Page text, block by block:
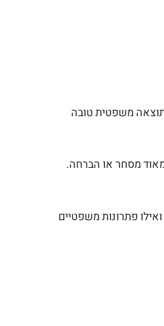
משפטית טובה
מסחר או הברחה.
פתרונות משפטיים